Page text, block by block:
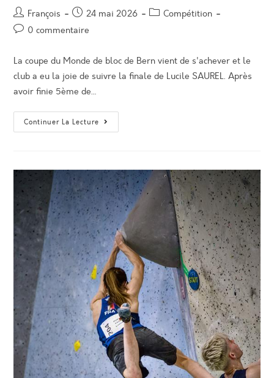
Auteur/autrice
de
François
Post
published:
24 mai 2026
PostCompétition
Post0 commentaire
La coupe du Monde de bloc de Bern vient de s'achever et le
club a eu la joie de suivre la finale de Lucile SAUREL. Après
avoir finie 5ème de…
Continuer La Lecture Coupe
Du
Bern
:
Lucile
SAUREL
En
Finale